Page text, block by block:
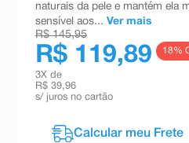
naturais da pele e mantém ela
sensível aos... Ver mais
R$ 145,95
R$ 119,89 18%
3X de
R$ 39,96
s/ juros no cartão